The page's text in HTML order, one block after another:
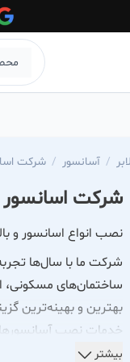
آسانسور شرکت
شرکت اسانسور
نصب انواع اسانسور و
شرکت ما با سال‌ها
ساختمان‌های مسکونی،
بهترین و بهینه‌ترین
خدمات نصب
روم لس می‌شوند که
بیشتر